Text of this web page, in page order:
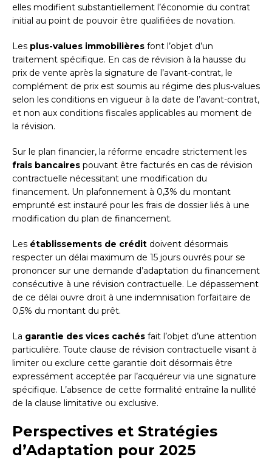
elles modifient substantiellement l’économie du contrat
initial au point de pouvoir être qualifiées de novation.
Les plus-values immobilières font l’objet d’un
traitement spécifique. En cas de révision à la hausse du
prix de vente après la signature de l’avant-contrat, le
complément de prix est soumis au régime des plus-values
selon les conditions en vigueur à la date de l’avant-contrat,
et non aux conditions fiscales applicables au moment de
la révision.
Sur le plan financier, la réforme encadre strictement les
frais bancaires pouvant être facturés en cas de révision
contractuelle nécessitant une modification du
financement. Un plafonnement à 0,3% du montant
emprunté est instauré pour les frais de dossier liés à une
modification du plan de financement.
Les établissements de crédit doivent désormais
respecter un délai maximum de 15 jours ouvrés pour se
prononcer sur une demande d’adaptation du financement
consécutive à une révision contractuelle. Le dépassement
de ce délai ouvre droit à une indemnisation forfaitaire de
0,5% du montant du prêt.
La garantie des vices cachés fait l’objet d’une attention
particulière. Toute clause de révision contractuelle visant à
limiter ou exclure cette garantie doit désormais être
expressément acceptée par l’acquéreur via une signature
spécifique. L’absence de cette formalité entraîne la nullité
de la clause limitative ou exclusive.
Perspectives et Stratégies
d’Adaptation pour 2025